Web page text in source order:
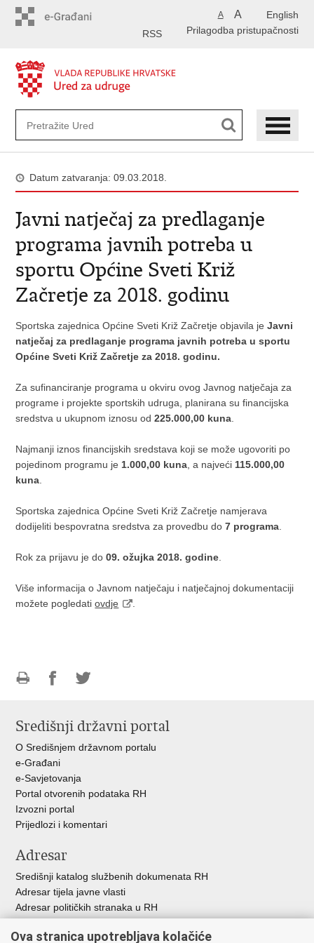
English
A A
Prilagodba pristupačnosti
RSS
Datum zatvaranja: 09.03.2018.
Javni natječaj za predlaganje
programa javnih potreba u
sportu Općine Sveti Križ
Začretje za 2018. godinu
Sportska zajednica Općine Sveti Križ Začretje objavila jeJavni
natječaj za predlaganje programa javnih potreba u sportu
Općine Sveti Križ Začretje za 2018. godinu.
Za sufinanciranje programa u okviru ovog Javnog natječaja za
programe i projekte sportskih udruga, planirana su financijska
sredstva u ukupnom iznosu od225.000,00 kuna
Najmanji iznos financijskih sredstava koji se može ugovoriti po
pojedinom programu je 1.000,00 kuna , a najveći 115.000,00
kuna
Sportska zajednica Općine Sveti Križ Začretje namjerava
dodijeliti bespovratna sredstva za provedbu do7 programa
Rok za prijavu je do09. ožujka 2018. godine
Više informacija o Javnom natječaju i natječajnoj dokumentaciji
možete pogledatiovdje
FacebookuTwitteru
Središnji državni portal
O Središnjem državnom portalu
e-Građani
e-Savjetovanja
Portal otvorenih podataka RH
Izvozni portal
Prijedlozi i komentari
Adresar
Središnji katalog službenih dokumenata RH
Adresar tijela javne vlasti
Adresar političkih stranaka u RH
Besplatni telefoni javne uprave
Ova stranica upotrebljava kolačiće